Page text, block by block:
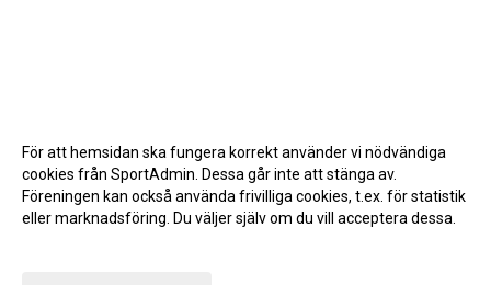
För att hemsidan ska fungera korrekt använder vi nödvändiga
cookies från SportAdmin. Dessa går inte att stänga av.
Föreningen kan också använda frivilliga cookies, t.ex. för statistik
eller marknadsföring. Du väljer själv om du vill acceptera dessa.